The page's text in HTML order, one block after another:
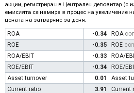
акции, регистриран в Централен депозитар (с
емисията се намира в процес на увеличение
цената на затваряне за деня.
ROA -0.34 ROA
ROE
-0.35 ROE
ROA/EBIT
-0.33 ROA/
ROE/EBIT
-0.34 ROE/
Asset turnover
0.01 Asset
Current ratio
3.91 Current